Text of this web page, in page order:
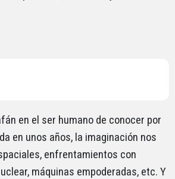
en el ser humano de conocer por
en unos años, la imaginación nos
enfrentamientos con
máquinas empoderadas, etc. Y